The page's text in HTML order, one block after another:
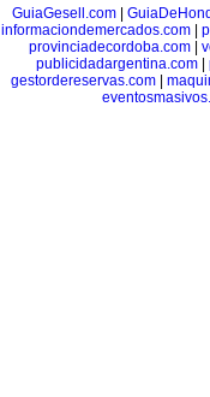
GuiaGesell.com|
informaciondemercados.com|
provinciadecordoba.com
publicidadargentina.com|
gestordereservas.com|